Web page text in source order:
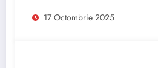
17 Octombrie 2025